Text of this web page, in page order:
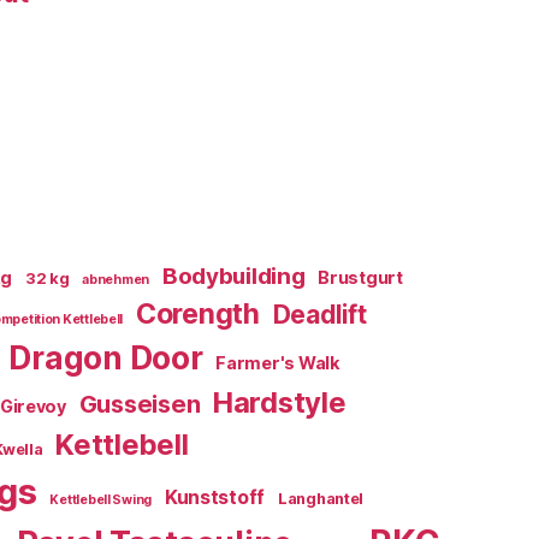
32 kg abnehmen Bodybuilding Brustgurt
Kettlebell Corength Deadlift
Dragon Door Farmer's Walk
Girevoy Gusseisen Hardstyle
Kettlebell
Kettlebell Swing Kunststoff Langhantel